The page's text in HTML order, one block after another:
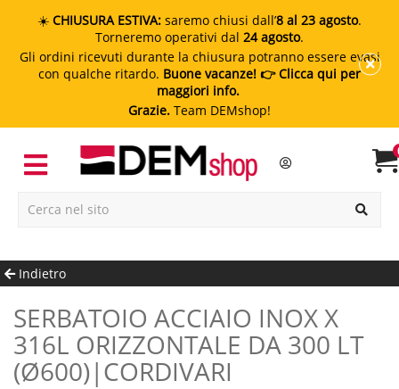
☀️ CHIUSURA ESTIVA: saremo chiusi dall’8 al 23 agosto.
Torneremo operativi dal 24 agosto.
Gli ordini ricevuti durante la chiusura potranno essere evasi
con qualche ritardo. Buone vacanze! 👉 Clicca qui per
maggiori info.
Grazie. Team DEMshop!
Indietro
SERBATOIO ACCIAIO INOX X
316L ORIZZONTALE DA 300 LT
(Ø600)|CORDIVARI